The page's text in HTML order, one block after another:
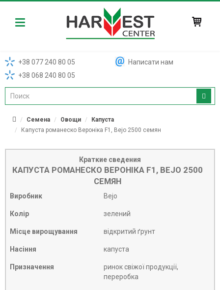
Harvest
+38 077 240 80 05
+38 068 240 80 05
Написати нам
Семена Овощи
Капуста
Капуста романеско Вероніка F1, Bejo 2500 семян
Краткие сведения
КАПУСТА РОМАНЕСКО ВЕРОНІКА F1, BEJO 2500
СЕМЯН
Виробник Bejo
Колір зелений
Місце вирощування відкритий ґрунт
Насіння капуста
Призначення
ринок свіжої продукції,
переробка